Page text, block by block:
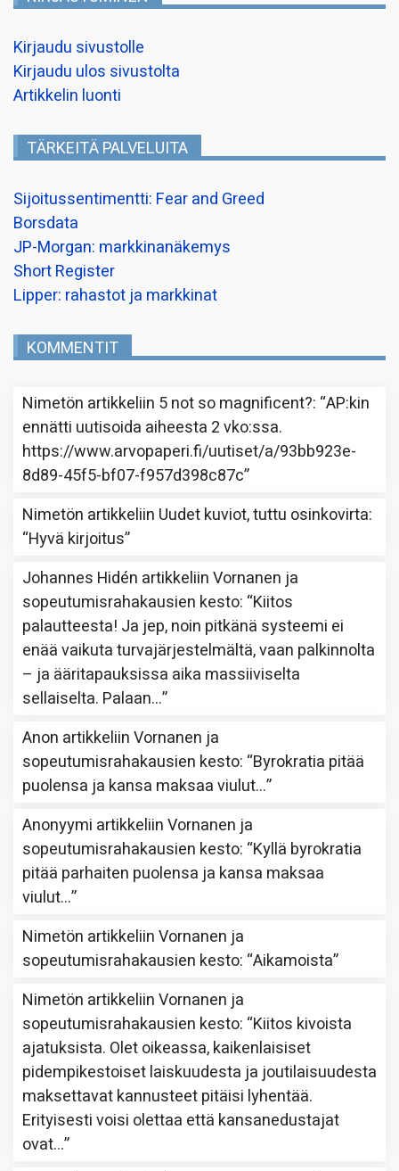
Kirjaudu sivustolle
Kirjaudu ulos sivustolta
Artikkelin luonti
TÄRKEITÄ PALVELUITA
Sijoitussentimentti: Fear and Greed
Borsdata
JP-Morgan: markkinanäkemys
Short Register
Lipper: rahastot ja markkinat
KOMMENTIT
Nimetön artikkeliin 5 not so magnificent?: “AP:kin
ennätti uutisoida aiheesta 2 vko:ssa.
https://www.arvopaperi.fi/uutiset/a/93bb923e-
8d89-45f5-bf07-f957d398c87c”
Nimetön artikkeliin Uudet kuviot, tuttu osinkovirta:
“Hyvä kirjoitus”
Johannes Hidén artikkeliinVornanen ja
sopeutumisrahakausien kesto: “Kiitos
palautteesta! Ja jep, noin pitkänä systeemi ei
enää vaikuta turvajärjestelmältä, vaan palkinnolta
– ja ääritapauksissa aika massiiviselta
sellaiselta. Palaan…”
Anon artikkeliinVornanen ja
sopeutumisrahakausien kesto: “Byrokratia pitää
puolensa ja kansa maksaa viulut…”
Anonyymi artikkeliinVornanen ja
sopeutumisrahakausien kesto: “Kyllä byrokratia
pitää parhaiten puolensa ja kansa maksaa
viulut…”
Nimetön artikkeliinVornanen ja
sopeutumisrahakausien kesto: “Aikamoista”
Nimetön artikkeliinVornanen ja
sopeutumisrahakausien kesto: “Kiitos kivoista
ajatuksista. Olet oikeassa, kaikenlaisiset
pidempikestoiset laiskuudesta ja joutilaisuudesta
maksettavat kannusteet pitäisi lyhentää.
Erityisesti voisi olettaa että kansanedustajat
ovat…”